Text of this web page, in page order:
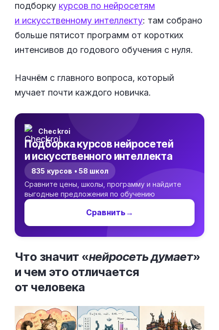
подборку курсов по нейросетям
и искусственному интеллекту: там собрано
больше пятисот программ от коротких
интенсивов до годового обучения с нуля.
Начнём с главного вопроса, который
мучает почти каждого новичка.
Checkroi
Подборка курсов нейросетей
и искусственного интеллекта
835 курсов • 58 школ
Сравните цены, школы, программу и найдите
выгодные предложения по обучению
Сравнить →
Что значит «нейросеть думает»
и чем это отличается
от человека